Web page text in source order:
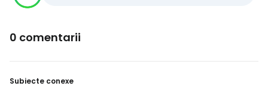
0 comentarii
Subiecte conexe